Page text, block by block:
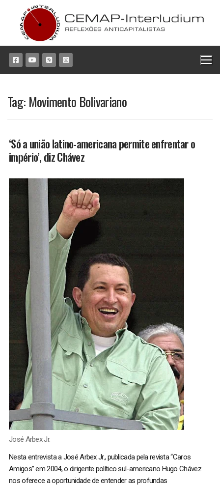
conteúdo
Tag: Movimento Bolivariano
‘Só a união latino-americana permite enfrentar o
império’, diz Chávez
José Arbex Jr.
Nesta entrevista a José Arbex Jr., publicada pela revista “Caros
Amigos” em 2004, o dirigente político sul-americano Hugo Chávez
nos oferece a oportunidade de entender as profundas